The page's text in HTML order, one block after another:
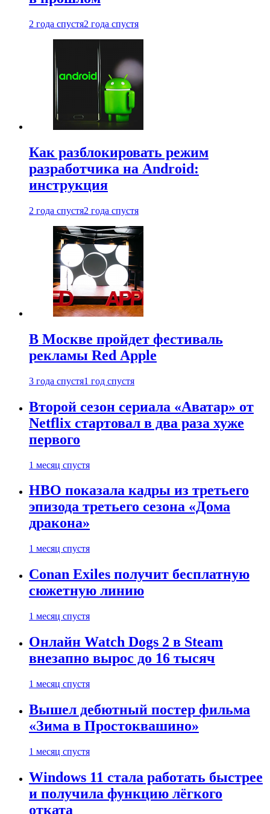
2 года спустя2 года спустя
Как разблокировать режим
разработчика на Android:
инструкция
2 года спустя2 года спустя
В Москве пройдет фестиваль
рекламы Red Apple
3 года спустя1 год спустя
Второй сезон сериала «Аватар» от
Netflix стартовал в два раза хуже
первого
1 месяц спустя
HBO показала кадры из третьего
эпизода третьего сезона «Дома
дракона»
1 месяц спустя
Conan Exiles получит бесплатную
сюжетную линию
1 месяц спустя
Онлайн Watch Dogs 2 в Steam
внезапно вырос до 16 тысяч
1 месяц спустя
Вышел дебютный постер фильма
«Зима в Простоквашино»
1 месяц спустя
Windows 11 стала работать быстрее
и получила функцию лёгкого
отката